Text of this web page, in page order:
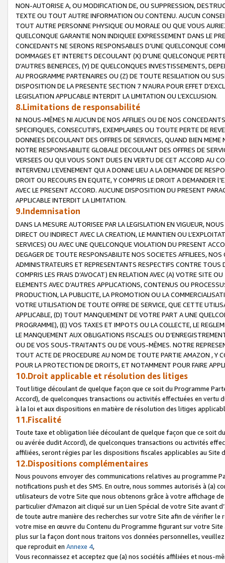
NON-AUTORISE A, OU MODIFICATION DE, OU SUPPRESSION,
TEXTE OU TOUT AUTRE INFORMATION OU CONTENU. AUCUN
TOUT AUTRE PERSONNE PHYSIQUE OU MORALE OU QUE VOUS
QUELCONQUE GARANTIE NON INDIQUEE EXPRESSEMENT DANS LE
CONCEDANTS NE SERONS RESPONSABLES D’UNE QUELCONQUE
DOMMAGES ET INTERETS DECOULANT (X) D'UNE QUELCONQUE
D'AUTRES BENEFICES, (Y) DE QUELCONQUES INVESTISSEMENTS,
AU PROGRAMME PARTENAIRES OU (Z) DE TOUTE RESILIATION OU
DISPOSITION DE LA PRESENTE SECTION 7 N'AURA POUR EFFET
LEGISLATION APPLICABLE INTERDIT LA LIMITATION OU L’EXCLUSION.
8.Limitations de responsabilité
NI NOUS-MÊMES NI AUCUN DE NOS AFFILIES OU DE NOS
SPECIFIQUES, CONSECUTIFS, EXEMPLAIRES OU TOUTE PERTE DE
DONNEES DECOULANT DES OFFRES DE SERVICES, QUAND BIEN
NOTRE RESPONSABILITE GLOBALE DECOULANT DES OFFRES DE
VERSEES OU QUI VOUS SONT DUES EN VERTU DE CET ACCORD AU
INTERVENU L’EVENEMENT QUI A DONNE LIEU A LA DEMANDE DE
DROIT OU RECOURS EN EQUITE, Y COMPRIS LE DROIT A DEMANDER
AVEC LE PRESENT ACCORD. AUCUNE DISPOSITION DU PRESENT
APPLICABLE INTERDIT LA LIMITATION.
9.Indemnisation
DANS LA MESURE AUTORISEE PAR LA LEGISLATION EN VIGUEUR,
DIRECT OU INDIRECT AVEC LA CREATION, LE MAINTIEN OU
SERVICES) OU AVEC UNE QUELCONQUE VIOLATION DU PRESENT
DEGAGER DE TOUTE RESPONSABILITE NOS SOCIETES AFFILIEES,
ADMINISTRATEURS ET REPRESENTANTS RESPECTIFS CONTRE
COMPRIS LES FRAIS D’AVOCAT) EN RELATION AVEC (A) VOTRE SITE
ELEMENTS AVEC D’AUTRES APPLICATIONS, CONTENUS OU
PRODUCTION, LA PUBLICITE, LA PROMOTION OU LA
VOTRE UTILISATION DE TOUTE OFFRE DE SERVICE, QUE CETTE
APPLICABLE, (D) TOUT MANQUEMENT DE VOTRE PART A UNE
PROGRAMME), (E) VOS TAXES ET IMPOTS OU LA COLLECTE, LE
LE MANQUEMENT AUX OBLIGATIONS FISCALES OU
OU DE VOS SOUS-TRAITANTS OU DE VOUS-MÊMES. NOTRE
TOUT ACTE DE PROCEDURE AU NOM DE TOUTE PARTIE AMAZON , Y
POUR LA PROTECTION DE DROITS, ET NOTAMMENT POUR FAIRE
10.Droit applicable et résolution des litiges
Tout litige découlant de quelque façon que ce soit du Programme
Accord), de quelconques transactions ou activités effectuées en vertu
à la loi et aux dispositions en matière de résolution des litiges
11.Fiscalité
Toute taxe et obligation liée découlant de quelque façon que ce soit
ou avérée dudit Accord), de quelconques transactions ou activités
affiliées, seront régies par les dispositions fiscales applicables au Site
12.Dispositions complémentaires
Nous pouvons envoyer des communications relatives au programme
notifications push et des SMS. En outre, nous sommes autorisés à
utilisateurs de votre Site que nous obtenons grâce à votre affichage
particulier d'Amazon ait cliqué sur un Lien Spécial de votre Site avant
de toute autre manière des recherches sur votre Site afin de vérifier
votre mise en œuvre du Contenu du Programme figurant sur votre
plus sur la façon dont nous traitons vos données personnelles,
que reproduit en Annexe 4,
Vous reconnaissez et acceptez que (a) nos sociétés affiliées et nous-